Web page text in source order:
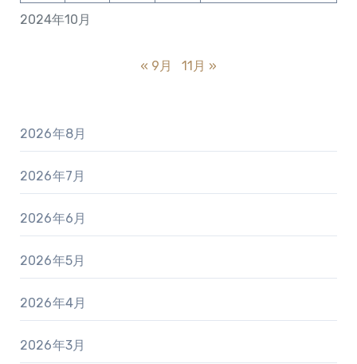
2024年10月
« 9月 11月 »
2026年8月
2026年7月
2026年6月
2026年5月
2026年4月
2026年3月